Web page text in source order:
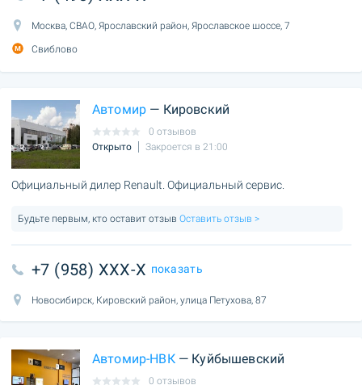
Москва, СВАО, Ярославский район, Ярославское шоссе, 7
Свиблово
Автомир — Кировский
0 отзывов
Открыто
Закроется в 21:00
Официальный дилер Renault. Официальный сервис.
Будьте первым, кто оставит отзыв Оставить отзыв >
+7 (958) XXX-X показать
Новосибирск, Кировский район, улица Петухова, 87
Автомир-НВК— Куйбышевский
0 отзывов